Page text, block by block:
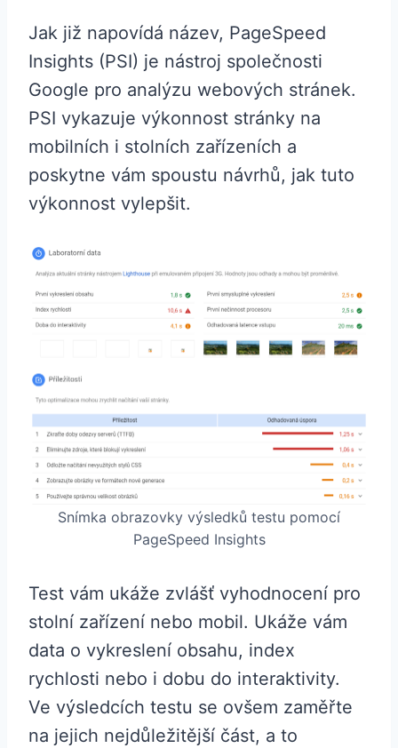
Jak již napovídá název, PageSpeed
Insights (PSI) je nástroj společnosti
Google pro analýzu webových stránek.
PSI vykazuje výkonnost stránky na
mobilních i stolních zařízeních a
poskytne vám spoustu návrhů, jak tuto
výkonnost vylepšit.
Snímka obrazovky výsledků testu pomocí
PageSpeed Insights
Test vám ukáže zvlášť vyhodnocení pro
stolní zařízení nebo mobil. Ukáže vám
data o vykreslení obsahu, index
rychlosti nebo i dobu do interaktivity.
Ve výsledcích testu se ovšem zaměřte
na jejich nejdůležitější část, a to